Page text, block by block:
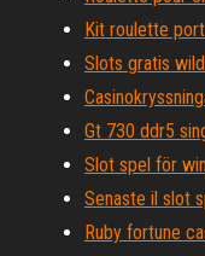
Kit roulette
Slots gratis
Gt 730 ddr5
Slot spel för
Senaste il slot
Ruby fortune